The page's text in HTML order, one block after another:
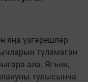
яңа үзгәрешләр
түләмәгән
ала. Ягъни,
тулысынча